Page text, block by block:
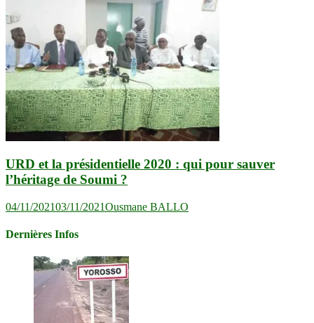
URD et la présidentielle 2020 : qui pour sauver
l’héritage de Soumi ?
04/11/202103/11/2021Ousmane BALLO
Dernières Infos